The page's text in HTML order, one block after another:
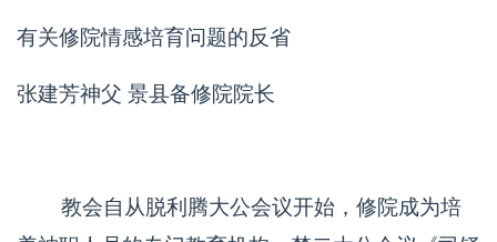
有关修院情感培育问题的反省
张建芳神父 景县备修院院长
教会自从脱利腾大公会议开始，修院成为培